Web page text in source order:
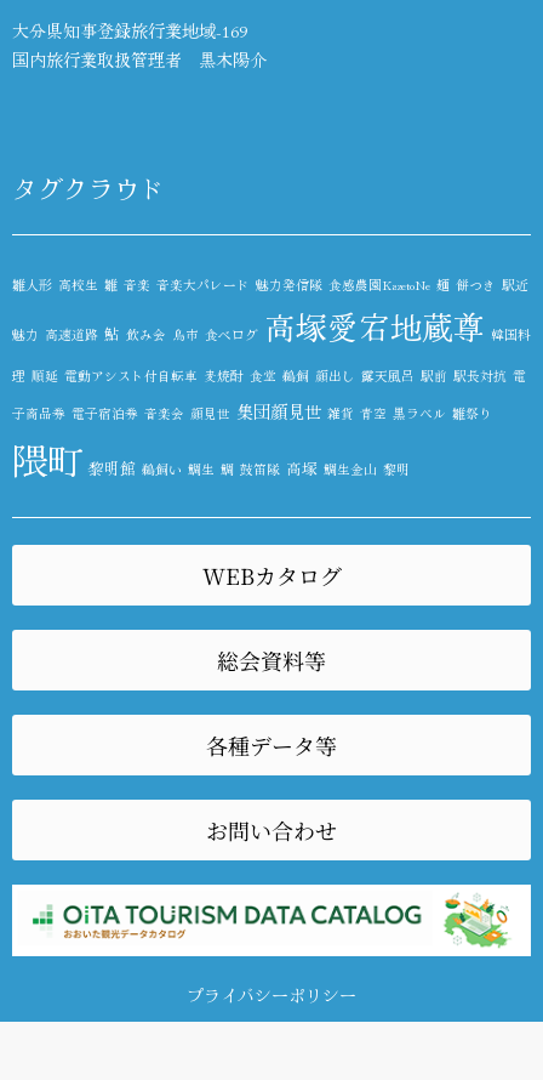
大分県知事登録旅行業地域-169
国内旅行業取扱管理者 黒木陽介
タグクラウド
雛人形 高校生 雛 音楽 音楽大パレード 魅力発信隊 食感農園KazetoNe 麺 餅つき 駅近
魅力 高速道路 鮎 飲み会 鳥市 食べログ 高塚愛宕地蔵尊 韓国料
理 順延 電動アシスト付自転車 麦焼酎 食堂 鵜飼 顔出し 露天風呂 駅前 駅長対抗 電
子商品券 電子宿泊券 音楽会 顔見世 集団顔見世 雑貨 青空 黒ラベル 雛祭り
隈町 黎明館 鵜飼い 鯛生 鯛 鼓笛隊 高塚 鯛生金山 黎明
WEBカタログ
総会資料等
各種データ等
お問い合わせ
プライバシーポリシー